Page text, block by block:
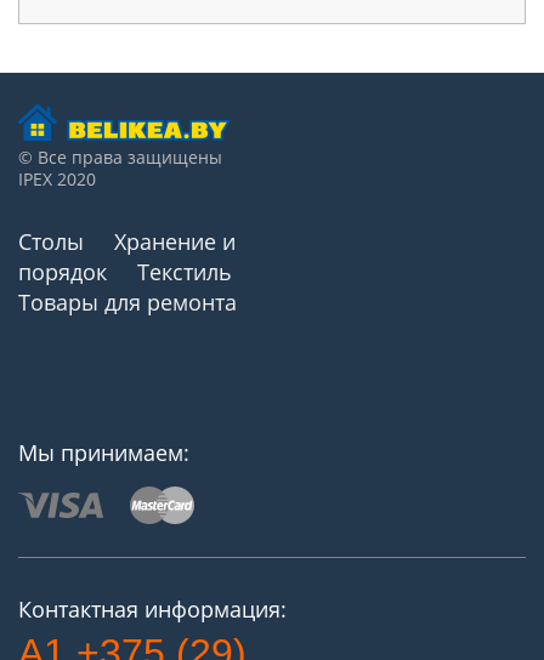
© Все права защищены
IPEX 2020
Столы
Хранение и
порядок
Текстиль
Товары для ремонта
Мы принимаем:
Контактная информация: